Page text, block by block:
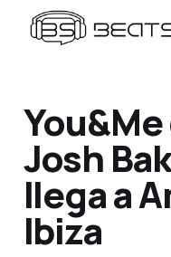
Josh
llega a
Ibiza